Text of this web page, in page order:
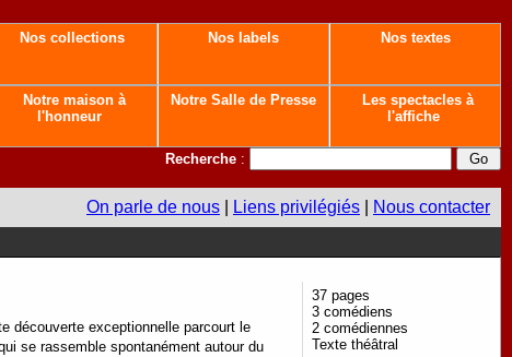
Nos collections Nos labels Nos textes
Notre maison à
l'honneur
Notre Salle de Presse
Les spectacles à
l'affiche
Recherche :
On parle de nous Liens privilégiés Nous contacter
découverte exceptionnelle parcourt le
se rassemble spontanément autour du
37 pages
3 comédiens
2 comédiennes
Texte théâtral